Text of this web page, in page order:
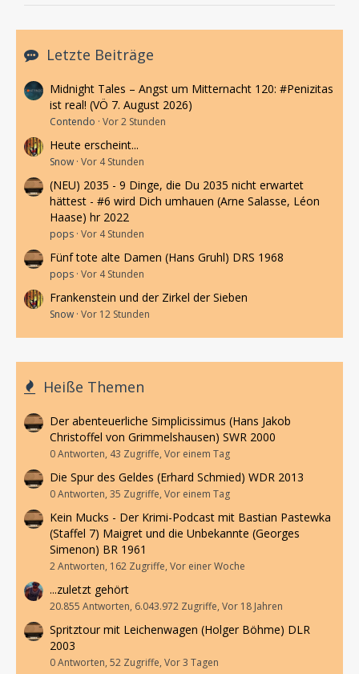
Letzte Beiträge
Midnight Tales – Angst um Mitternacht 120: #Penizitas
ist real! (VÖ 7. August 2026)
Contendo Vor 2 Stunden
Heute erscheint...
Snow Vor 4 Stunden
(NEU) 2035 - 9 Dinge, die Du 2035 nicht erwartet
hättest - #6 wird Dich umhauen (Arne Salasse, Léon
Haase) hr 2022
pops Vor 4 Stunden
Fünf tote alte Damen (Hans Gruhl) DRS 1968
pops Vor 4 Stunden
Frankenstein und der Zirkel der Sieben
Snow Vor 12 Stunden
Heiße Themen
Der abenteuerliche Simplicissimus (Hans Jakob
Christoffel von Grimmelshausen) SWR 2000
0 Antworten, 43 Zugriffe, Vor einem Tag
Die Spur des Geldes (Erhard Schmied) WDR 2013
0 Antworten, 35 Zugriffe, Vor einem Tag
Kein Mucks - Der Krimi-Podcast mit Bastian Pastewka
(Staffel 7) Maigret und die Unbekannte (Georges
Simenon) BR 1961
2 Antworten, 162 Zugriffe, Vor einer Woche
...zuletzt gehört
20.855 Antworten, 6.043.972 Zugriffe, Vor 18 Jahren
Spritztour mit Leichenwagen (Holger Böhme) DLR
2003
0 Antworten, 52 Zugriffe, Vor 3 Tagen